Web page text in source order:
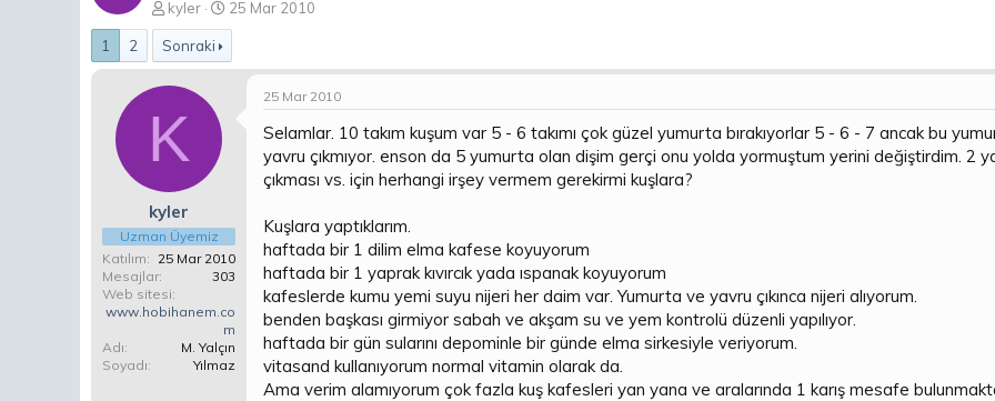
K
o
n
b
u
u
b
l
a
t
a
n
kyler
B
a
l
r
i
h
i
25 Mar 2010
1 2 Sonraki
K
kyler
Uzman Üyemiz
Katılım
25 Mar 2010
Mesajlar
303
Web sitesi
www.hobihanem.co
m
Adı
M. Yalçın
Soyadı
Yılmaz
25 Mar 2010
Selamlar. 10 takım kuşum var 5 - 6 takımı çok güzel yumurta bırakıyorlar 5 - 6 - 7 ancak bu
yavru çıkmıyor. enson da 5 yumurta olan dişim gerçi onu yolda yormuştum yerini değiştirdim. 2
çıkması vs. için herhangi irşey vermem gerekirmi kuşlara?
Kuşlara yaptıklarım.
haftada bir 1 dilim elma kafese koyuyorum
haftada bir 1 yaprak kıvırcık yada ıspanak koyuyorum
kafeslerde kumu yemi suyu nijeri her daim var. Yumurta ve yavru çıkınca nijeri alıyorum.
benden başkası girmiyor sabah ve akşam su ve yem kontrolü düzenli yapılıyor.
haftada bir gün sularını depominle bir günde elma sirkesiyle veriyorum.
vitasand kullanıyorum normal vitamin olarak da.
Ama verim alamıyorum çok fazla kuş kafesleri yan yana ve aralarında 1 karış mesafe